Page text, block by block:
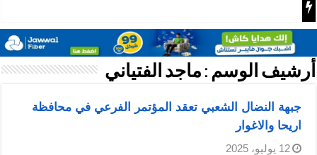
بدعم مغربي: مدرسة صيفية في القدس تمزج الحرف
أرشيف الوسم : ماجد الفتياني
جبهة النضال الشعبي تعقد المؤتمر الفرعي في محافظة
اريحا والاغوار
12 يوليو، 2025